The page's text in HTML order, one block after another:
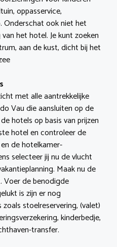
oppasservice,
Onderschat ook niet het
het hotel. Je kunt zoeken
aan de kust, dicht bij het
met alle aantrekkelijke
Vau die aansluiten op de
hotels op basis van prijzen
hotel en controleer de
de hotelkamer-
selecteer jij nu de vlucht
Maak nu de
Voer de benodigde
is zijn er nog
stoelreservering, (valet)
kinderbedje,
transfer.